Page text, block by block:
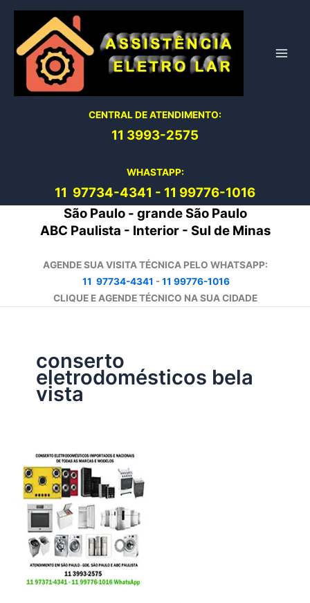
conteúdo
CENTRAL DE ATENDIMENTO:
11 3993-2575
WHASTAPP:
11 97734-4341 - 11 99776-1016
São Paulo - grande São Paulo
ABC Paulista - Interior - Sul de Minas
AGENDE SUA VISITA TÉCNICA PELO WHATSAPP:
11 97734-4341 -11 99776-1016
CLIQUE E AGENDE TÉCNICO NA SUA CIDADE
conserto
eletrodomésticos bela
vista